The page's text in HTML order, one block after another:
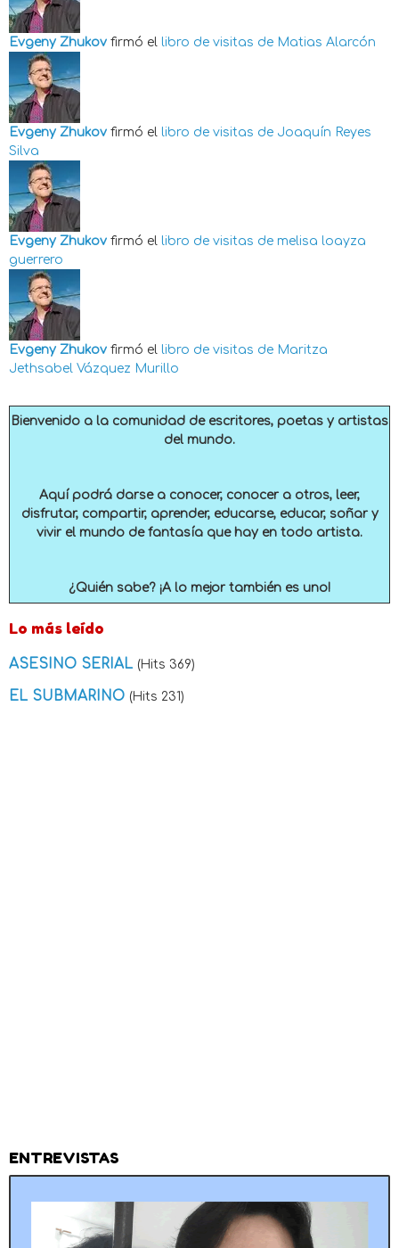
Evgeny Zhukov firmó el libro de visitas de Matias Alarcón
Evgeny Zhukov firmó el libro de visitas de Joaquín Reyes
Silva
Evgeny Zhukov firmó el libro de visitas de melisa loayza
guerrero
Evgeny Zhukov firmó el libro de visitas de Maritza
Jethsabel Vázquez Murillo
Bienvenido a la comunidad de escritores, poetas y artistas
del mundo.
Aquí podrá darse a conocer, conocer a otros, leer,
disfrutar, compartir, aprender, educarse, educar, soñar y
vivir el mundo de fantasía que hay en todo artista.
¿Quién sabe? ¡A lo mejor también es uno!
Lo más leído
ASESINO SERIAL (Hits 369)
EL SUBMARINO (Hits 231)
ENTREVISTAS